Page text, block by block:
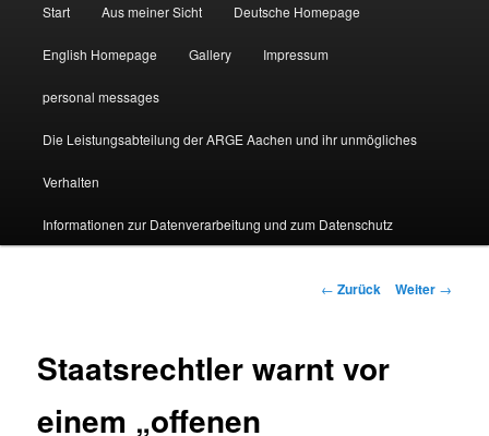
Start Aus meiner Sicht Deutsche Homepage
English Homepage Gallery Impressum
personal messages
Die Leistungsabteilung der ARGE Aachen und ihr unmögliches
Verhalten
Informationen zur Datenverarbeitung und zum Datenschutz
Beitragsnavigation
← Zurück Weiter →
Staatsrechtler warnt vor
einem „offenen